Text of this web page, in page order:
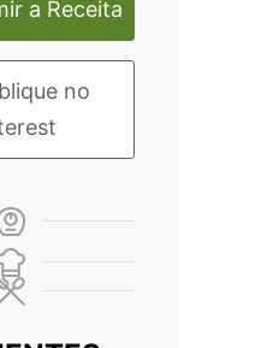
a Receita
no